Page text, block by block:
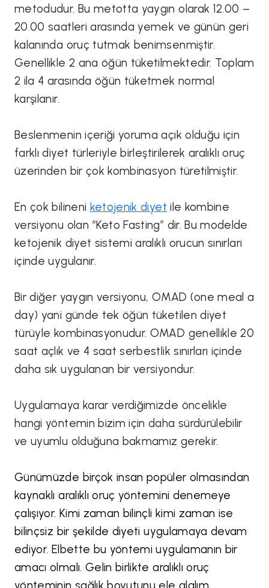
metodudur. Bu metotta yaygın olarak 12.00 –
20.00 saatleri arasında yemek ve günün geri
kalanında oruç tutmak benimsenmiştir.
Genellikle 2 ana öğün tüketilmektedir. Toplam
2 ila 4 arasında öğün tüketmek normal
karşılanır.
Beslenmenin içeriği yoruma açık olduğu için
farklı diyet türleriyle birleştirilerek aralıklı oruç
üzerinden bir çok kombinasyon türetilmiştir.
En çok bilineni ketojenik diyet ile kombine
versiyonu olan “Keto Fasting” dir. Bu modelde
ketojenik diyet sistemi aralıklı orucun sınırları
içinde uygulanır.
Bir diğer yaygın versiyonu, OMAD (one meal a
day) yani günde tek öğün tüketilen diyet
türüyle kombinasyonudur. OMAD genellikle 20
saat açlık ve 4 saat serbestlik sınırları içinde
daha sık uygulanan bir versiyondur.
Uygulamaya karar verdiğimizde öncelikle
hangi yöntemin bizim için daha sürdürülebilir
ve uyumlu olduğuna bakmamız gerekir.
Günümüzde birçok insan popüler olmasından
kaynaklı aralıklı oruç yöntemini denemeye
çalışıyor. Kimi zaman bilinçli kimi zaman ise
bilinçsiz bir şekilde diyeti uygulamaya devam
ediyor. Elbette bu yöntemi uygulamanın bir
amacı olmalı. Gelin birlikte aralıklı oruç
yönteminin sağlık boyutunu ele alalım.